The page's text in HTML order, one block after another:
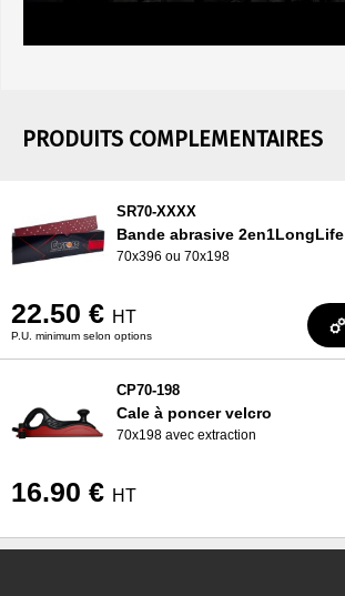
PRODUITS COMPLEMENTAIRES
SR70-XXXX
Bande abrasive 2en1LongLife
70x396 ou 70x198
22.50 € HT
P.U. minimum selon options
CP70-198
Cale à poncer velcro
70x198 avec extraction
16.90 € HT